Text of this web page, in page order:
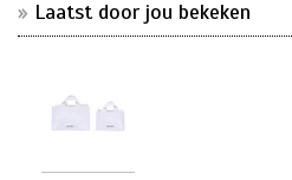
Laatst door jou bekeken